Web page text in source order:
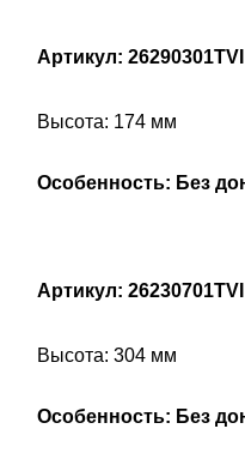
Артикул: 26290301TVI
Высота: 174 мм
Особенность: Без
Артикул: 26230701TVI
Высота: 304 мм
Особенность: Без